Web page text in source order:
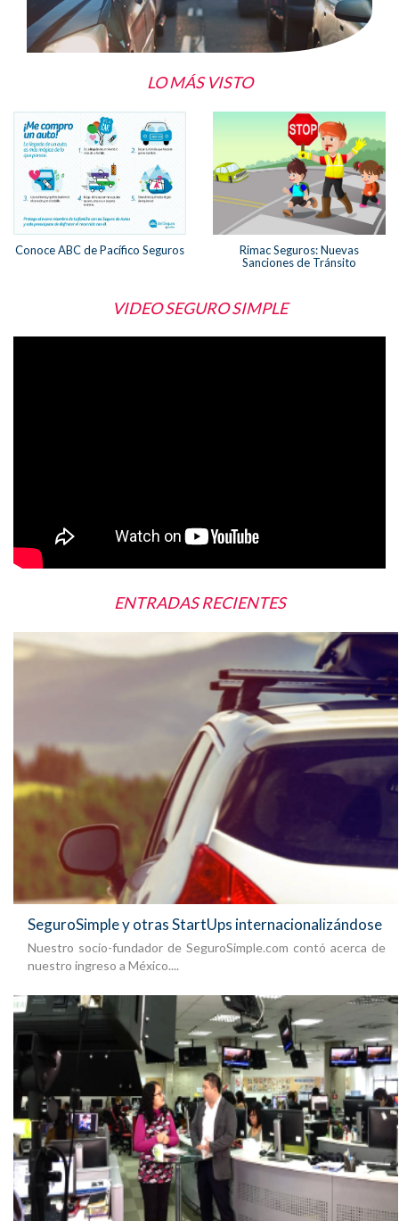
LO MÁS VISTO
Conoce ABC de Pacífico Seguros
Rimac Seguros: Nuevas
Sanciones de Tránsito
VIDEO SEGURO SIMPLE
ENTRADAS RECIENTES
SeguroSimple y otras StartUps internacionalizándose
Nuestro socio-fundador de SeguroSimple.com contó acerca de
nuestro ingreso a México....